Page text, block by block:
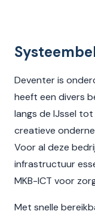
Deventer is
heeft een divers
langs de IJssel
creatieve
Voor al deze
infrastructuur
MKB-ICT voor
Met snelle